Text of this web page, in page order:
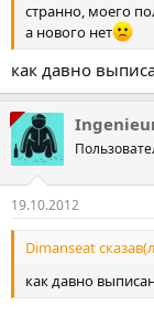
странно, моего
а нового нет
как давно
19.10.2012
Dimanseat
как давно